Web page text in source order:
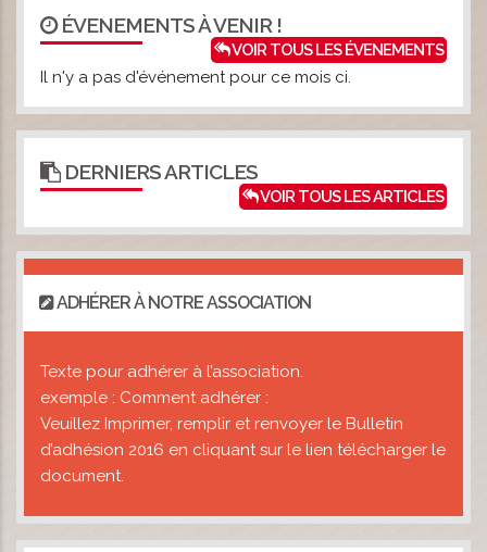
ÉVENEMENTS À VENIR !
VOIR TOUS LES ÉVENEMENTS
Il n'y a pas d'événement pour ce mois ci.
DERNIERS ARTICLES
VOIR TOUS LES ARTICLES
ADHÉRER À NOTRE ASSOCIATION
Texte pour adhérer à l’association.
exemple : Comment adhérer :
Veuillez Imprimer, remplir et renvoyer le Bulletin
d’adhésion 2016 en cliquant sur le lien télécharger le
document.